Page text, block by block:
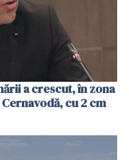
a crescut, în zona
cu 2 cm